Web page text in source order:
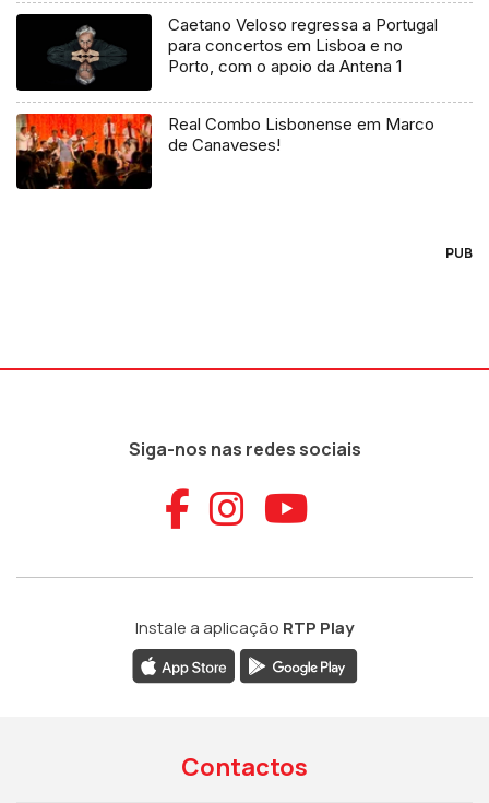
Caetano Veloso regressa a Portugal
para concertos em Lisboa e no
Porto, com o apoio da Antena 1
Real Combo Lisbonense em Marco
de Canaveses!
PUB
Siga-nos nas redes sociais
Aceder ao
Aceder ao
Aceder
Instale a aplicação RTP Play
Contactos